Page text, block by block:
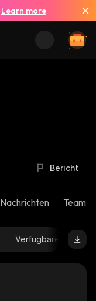
Learn more
Bericht
Nachrichten Team-
Verfügbare Menge